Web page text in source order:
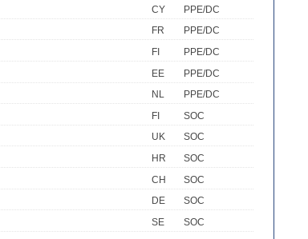
CY
PPE/DC
FR
PPE/DC
FI
PPE/DC
EE
PPE/DC
NL
PPE/DC
FI
SOC
UK
SOC
HR
SOC
CH
SOC
DE
SOC
SE
SOC